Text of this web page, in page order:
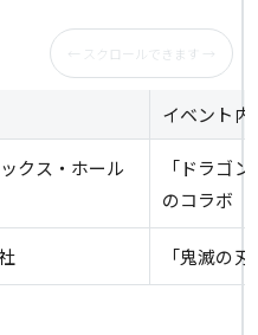
イベント内
クス・ホール
「ドラゴ
のコラボ
「鬼滅の